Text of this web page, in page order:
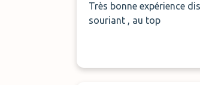
Très bonne expérience disponible, flexible,
souriant , au top